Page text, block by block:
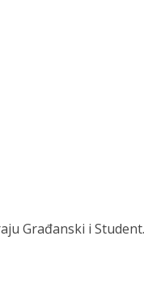
Građanski i Student.